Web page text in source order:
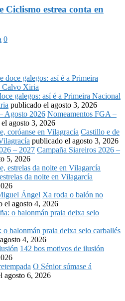
Ciclismo estrea conta en
0
galegos: así é a Primeira Nacional
publicado el agosto 3, 2026
Nomeamentos FGA –
agosto 3, 2026
Castillo e de
publicado el agosto 3, 2026
Campaña Siareiros 2026 –
5, 2026
da noite en Vilagarcía
Xa roda o balón no
el agosto 4, 2026
o balonmán praia deixa selo carballés
4, 2026
142 bos motivos de ilusión
O Sénior súmase á
agosto 6, 2026